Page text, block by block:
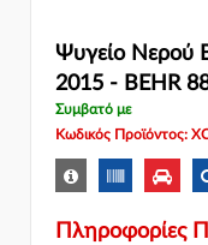
Ψυγείο Νερού
2015 - BEHR
Συμβατό με
Κωδικός Προϊόντος:
Πληροφορίες